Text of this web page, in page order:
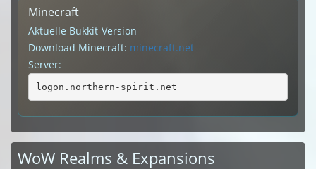
Minecraft
Aktuelle Bukkit-Version
Download Minecraft: minecraft.net
Server:
logon.northern-spirit.net
WoW Realms & Expansions